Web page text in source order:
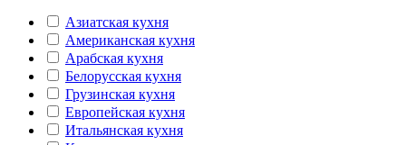
Азиатская кухня
Американская кухня
Арабская кухня
Белорусская кухня
Грузинская кухня
Европейская кухня
Итальянская кухня